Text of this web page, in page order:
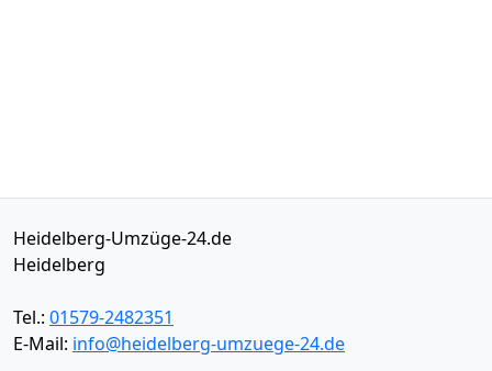
Heidelberg-Umzüge-24.de
Heidelberg
Tel.: 01579-2482351
E-Mail: info@heidelberg-umzuege-24.de